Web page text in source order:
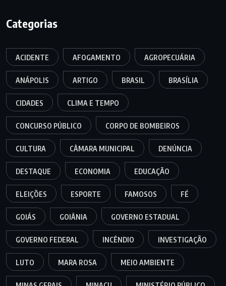
Categorias
ACIDENTE AFOGAMENTO AGROPECUÁRIA
ANÁPOLIS ARTIGO BRASIL BRASÍLIA
CIDADES CLIMA E TEMPO
CONCURSO PÚBLICO CORPO DE BOMBEIROS
CULTURA CÂMARA MUNICIPAL DENÚNCIA
DESTAQUE ECONOMIA EDUCAÇÃO
ELEIÇÕES ESPORTE FAMOSOS FÉ
GOIÁS GOIÂNIA GOVERNO ESTADUAL
GOVERNO FEDERAL INCÊNDIO INVESTIGAÇÃO
LUTO MARA ROSA MEIO AMBIENTE